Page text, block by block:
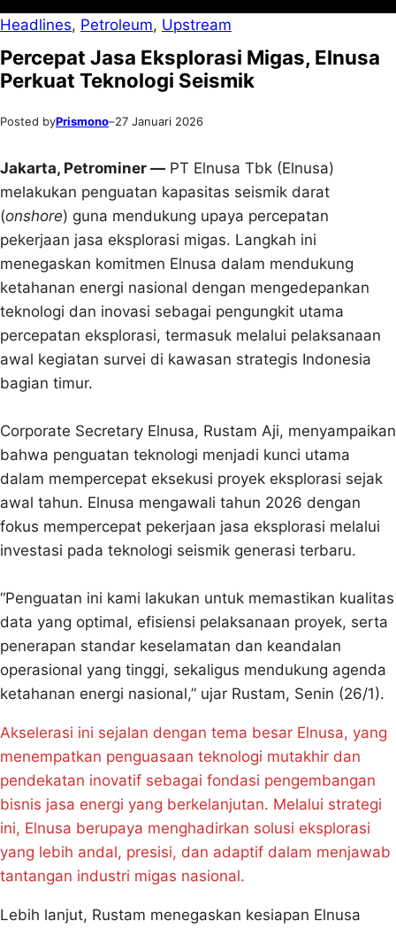
Headlines, Petroleum, Upstream
Percepat Jasa Eksplorasi Migas, Elnusa
Perkuat Teknologi Seismik
Posted byPrismono–27 Januari 2026
Jakarta, Petrominer — PT Elnusa Tbk (Elnusa)
melakukan penguatan kapasitas seismik darat
(onshore) guna mendukung upaya percepatan
pekerjaan jasa eksplorasi migas. Langkah ini
menegaskan komitmen Elnusa dalam mendukung
ketahanan energi nasional dengan mengedepankan
teknologi dan inovasi sebagai pengungkit utama
percepatan eksplorasi, termasuk melalui pelaksanaan
awal kegiatan survei di kawasan strategis Indonesia
bagian timur.
Corporate Secretary Elnusa, Rustam Aji, menyampaikan
bahwa penguatan teknologi menjadi kunci utama
dalam mempercepat eksekusi proyek eksplorasi sejak
awal tahun. Elnusa mengawali tahun 2026 dengan
fokus mempercepat pekerjaan jasa eksplorasi melalui
investasi pada teknologi seismik generasi terbaru.
“Penguatan ini kami lakukan untuk memastikan kualitas
data yang optimal, efisiensi pelaksanaan proyek, serta
penerapan standar keselamatan dan keandalan
operasional yang tinggi, sekaligus mendukung agenda
ketahanan energi nasional,” ujar Rustam, Senin (26/1).
Akselerasi ini sejalan dengan tema besar Elnusa, yang
menempatkan penguasaan teknologi mutakhir dan
pendekatan inovatif sebagai fondasi pengembangan
bisnis jasa energi yang berkelanjutan. Melalui strategi
ini, Elnusa berupaya menghadirkan solusi eksplorasi
yang lebih andal, presisi, dan adaptif dalam menjawab
tantangan industri migas nasional.
Lebih lanjut, Rustam menegaskan kesiapan Elnusa